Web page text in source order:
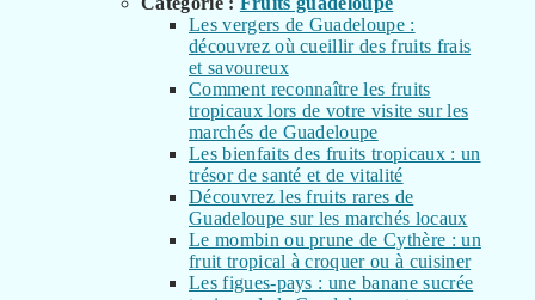
Les vergers de Guadeloupe :
découvrez où cueillir des fruits frais
et savoureux
Comment reconnaître les fruits
tropicaux lors de votre visite sur les
marchés de Guadeloupe
Les bienfaits des fruits tropicaux : un
trésor de santé et de vitalité
Découvrez les fruits rares de
Guadeloupe sur les marchés locaux
Le mombin ou prune de Cythère : un
fruit tropical à croquer ou à cuisiner
Les figues-pays : une banane sucrée